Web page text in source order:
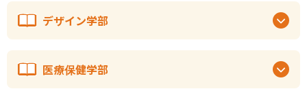
デザイン学部
医療保健学部